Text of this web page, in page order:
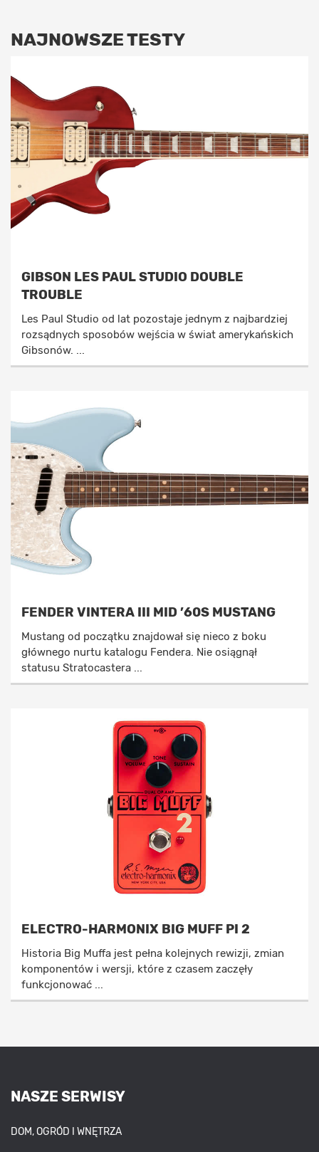
NAJNOWSZE TESTY
GIBSON LES PAUL STUDIO DOUBLE
TROUBLE
Les Paul Studio od lat pozostaje jednym z najbardziej
rozsądnych sposobów wejścia w świat amerykańskich
Gibsonów. ...
FENDER VINTERA III MID ’60S MUSTANG
Mustang od początku znajdował się nieco z boku
głównego nurtu katalogu Fendera. Nie osiągnął
statusu Stratocastera ...
ELECTRO-HARMONIX BIG MUFF PI 2
Historia Big Muffa jest pełna kolejnych rewizji, zmian
komponentów i wersji, które z czasem zaczęły
funkcjonować ...
NASZE SERWISY
DOM, OGRÓD I WNĘTRZA